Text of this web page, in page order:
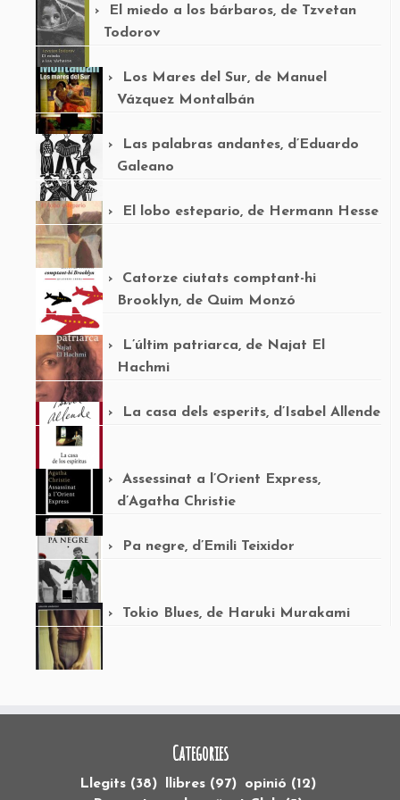
El miedo a los bárbaros, de Tzvetan
Todorov
Los Mares del Sur, de Manuel
Vázquez Montalbán
Las palabras andantes, d’Eduardo
Galeano
El lobo estepario, de Hermann Hesse
Catorze ciutats comptant-hi
Brooklyn, de Quim Monzó
L’últim patriarca, de Najat El
Hachmi
La casa dels esperits, d’Isabel Allende
Assessinat a l’Orient Express,
d’Agatha Christie
Pa negre, d’Emili Teixidor
Tokio Blues, de Haruki Murakami
Categories
Llegits (38) llibres (97) opinió (12)